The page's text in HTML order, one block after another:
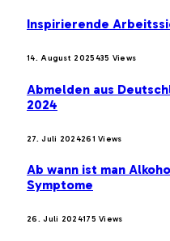
Inspirierende
14. August 2025435 Views
Abmelden aus
2024
27. Juli 2024261Views
Ab wann ist man
Symptome
26. Juli 2024175Views